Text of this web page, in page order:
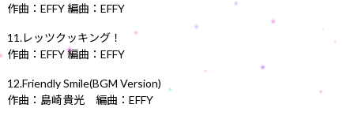
作曲：EFFY 編曲：EFFY
11.レッツクッキング！
作曲：EFFY 編曲：EFFY
12.Friendly Smile(BGM Version)
作曲：島崎貴光 編曲：EFFY